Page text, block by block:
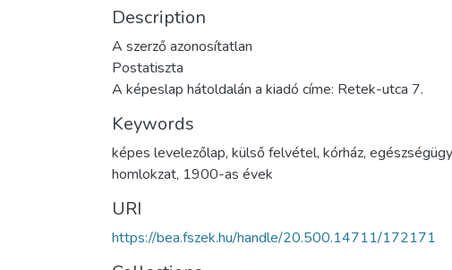
Description
A szerző azonosítatlan
Postatiszta
A képeslap hátoldalán a kiadó címe: Retek-utca 7.
Keywords
képes levelezőlap, külső felvétel, kórház, egészségügy
homlokzat, 1900-as évek
URI
https://bea.fszek.hu/handle/20.500.14711/172171